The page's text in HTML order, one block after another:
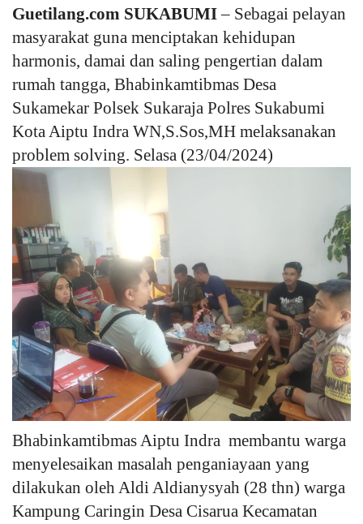
Informasi Journalism
Olahraga
Kesehatan
Layanan Publik
Perempuan/Anak
Guetilang.com SUKABUMI– Sebagai pelayan
masyarakat guna menciptakan kehidupan
harmonis, damai dan saling pengertian dalam
rumah tangga, Bhabinkamtibmas Desa
Sukamekar Polsek Sukaraja Polres Sukabumi
Kota Aiptu Indra WN,S.Sos,MH melaksanakan
problem solving. Selasa (23/04/2024)
Bhabinkamtibmas Aiptu Indra membantu warga
menyelesaikan masalah penganiayaan yang
dilakukan oleh Aldi Aldianysyah (28 thn) warga
Kampung Caringin Desa Cisarua Kecamatan